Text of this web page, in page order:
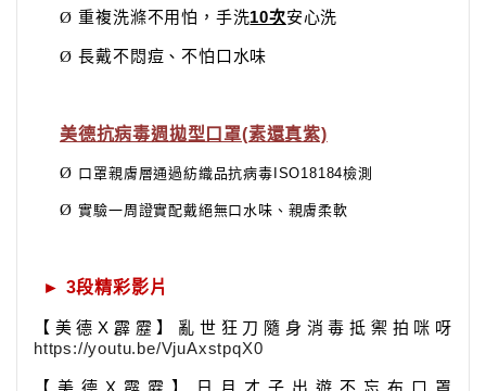
Ø 重複洗滌不用怕，手洗10次安心洗
Ø 長戴不悶痘、不怕口水味
美德抗病毒週拋型口罩(素還真紫)
Ø ⼝罩親膚層通過紡織品抗病毒ISO18184檢測
Ø 實驗一周證實配戴絕無口水味、親膚柔軟
► 3段精彩影片
【美德X 霹靂】亂世狂刀隨身消毒抵禦拍咪呀
https://youtu.be/VjuAxstpqX0